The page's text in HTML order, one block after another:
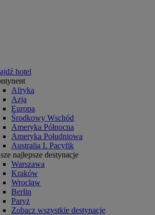
hotel
Afryka
Azja
Europa
Środkowy Wschód
Ameryka Północna
Ameryka Południowa
Australia L Pacyfik
najlepsze destynacje
Warszawa
Kraków
Wrocław
Berlin
Paryż
Zobacz wszystkie destynacje